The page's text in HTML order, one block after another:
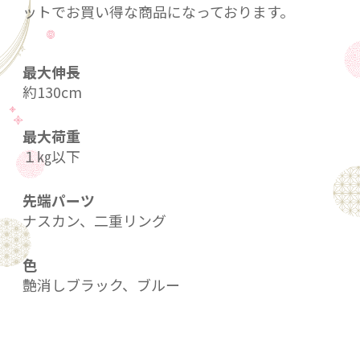
ットでお買い得な商品になっております。
最大伸長
約130cm
最大荷重
１㎏以下
先端パーツ
ナスカン、二重リング
色
艶消しブラック、ブルー